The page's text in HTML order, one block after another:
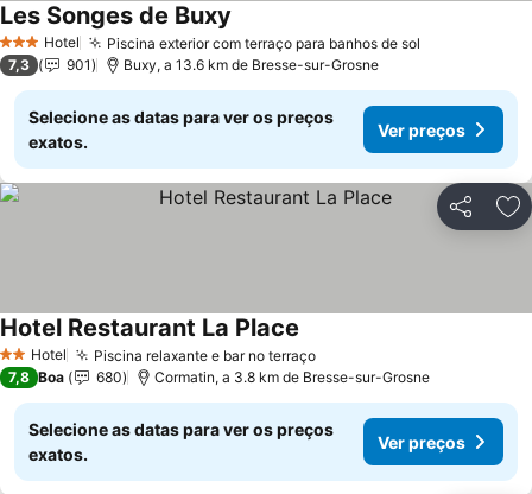
3 EstrelasHotel Piscina exterior com terraço para banhos de sol
Les Songes de Buxy
7,3 901 Buxy, a 13.6 km de Bresse-sur-Grosne
Selecione as datas para ver os preços
exatos.
Ver preços
Partilhar
2 Estrelas
Hotel Piscina relaxante e bar no terraço
Hotel Restaurant La Place
7,8 Boa 680 Cormatin, a 3.8 km de Bresse-sur-Grosne
Selecione as datas para ver os preços
exatos.
Ver preços